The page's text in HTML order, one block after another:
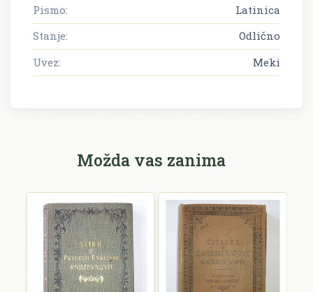
Pismo:
Latinica
Stanje:
Odlično
Uvez:
Meki
Možda vas zanima